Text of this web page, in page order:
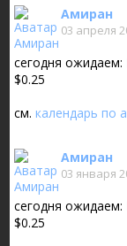
Амиран
03 апреля
сегодня ожидаем:
$0.25
см.календарь по
Амиран
03 января
сегодня ожидаем:
$0.25